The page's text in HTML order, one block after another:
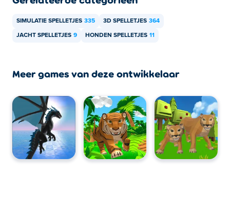
SIMULATIE SPELLETJES 335 3D SPELLETJES 364
JACHT SPELLETJES 9 HONDEN SPELLETJES 11
Meer games van deze ontwikkelaar